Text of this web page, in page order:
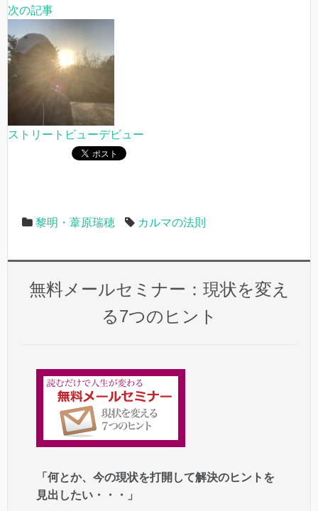
次の記事
ストリートビューデビュー
黎明・葦原瑞穂 カルマの法則
無料メールセミナー：現状を変え
る7つのヒント
「何とか、今の現状を打開して解決のヒントを
見出したい・・・」